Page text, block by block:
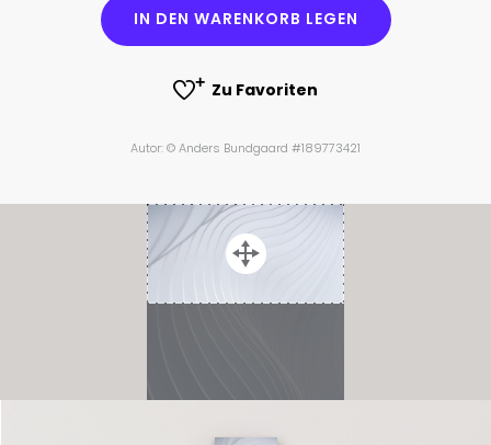
IN DEN WARENKORB LEGEN
Zu Favoriten
Autor: © Anders Bundgaard #189773421